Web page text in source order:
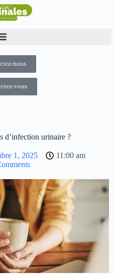
nous
vous
d’infection urinaire ?
1, 2025
11:00 am